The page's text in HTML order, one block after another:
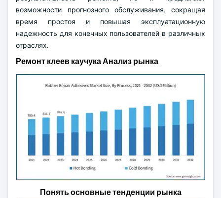
возможности прогнозного обслуживания, сокращая
время простоя и повышая эксплуатационную
надежность для конечных пользователей в различных
отраслях.
Ремонт клеев каучука Анализ рынка
Понять основные тенденции рынка